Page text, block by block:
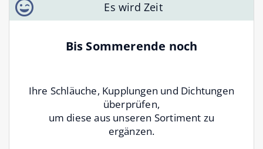
Es wird Zeit
Bis Sommerende noch
Ihre Schläuche, Kupplungen und Dichtungen
überprüfen,
um diese aus unseren Sortiment zu
ergänzen.